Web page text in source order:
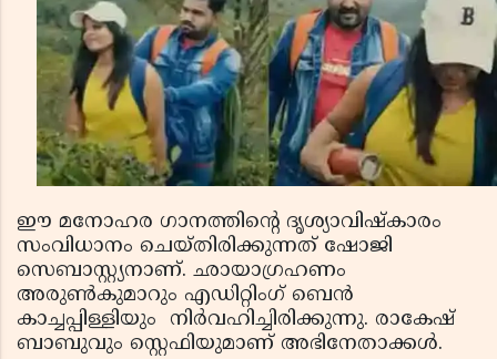
ഈ മനോഹര ഗാനത്തിന്റെ ദൃശ്യാവിഷ്കാരം
സംവിധാനം ചെയ്തിരിക്കുന്നത് ഷോജി
സെബാസ്റ്റ്യനാണ്. ഛായാ​ഗ്രഹണം
അരുൺകുമാറും എഡിറ്റിംഗ് ബെൻ
കാച്ചപ്പിള്ളിയും നിർവഹിച്ചിരിക്കുന്നു. രാകേഷ്
ബാബുവും സ്റ്റെഫിയുമാണ് അഭിനേതാക്കൾ.